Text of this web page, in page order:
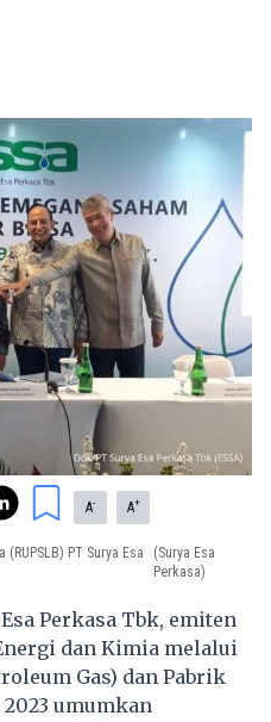
A- A+
PT Surya Esa
(Surya Esa
Perkasa)
Perkasa Tbk, emiten
dan Kimia melalui
Gas) dan Pabrik
umumkan